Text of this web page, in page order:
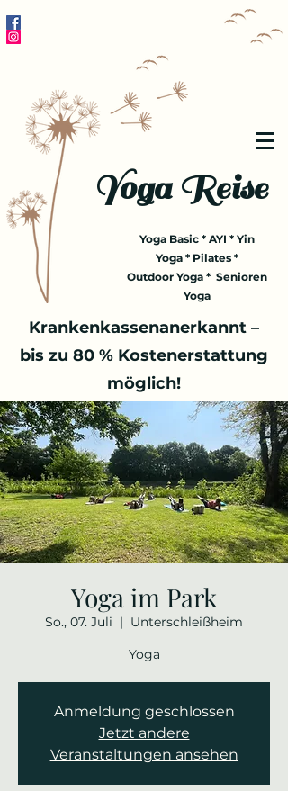
Yoga Reise
Yoga Basic * AYI * Yin
Yoga * Pilates *
Outdoor Yoga * Senioren
Yoga
Krankenkassenanerkannt –
bis zu 80 % Kostenerstattung
möglich!
Yoga im Park
So., 07. Juli
  |
Unterschleißheim
Yoga
Anmeldung geschlossen
Jetzt andere
Veranstaltungen ansehen